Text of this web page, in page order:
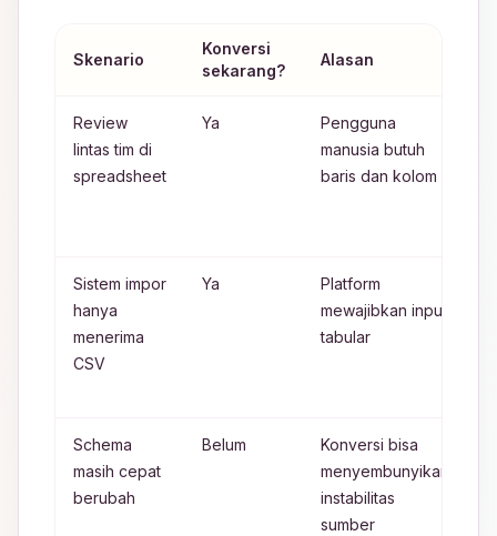
Skenario
Konversi
sekarang?
Alasan
Review
lintas tim di
spreadsheet
Ya
Pengguna
manusia butuh
baris dan kolom
Sistem impor
hanya
menerima
CSV
Ya
Platform
mewajibkan input
tabular
Schema
masih cepat
berubah
Belum
Konversi bisa
menyembunyikan
instabilitas
sumber